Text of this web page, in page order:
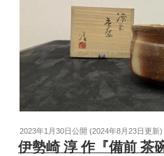
2023年1月30日公開 (2024年8月23日 更新)
伊勢崎 淳 作『備前 茶